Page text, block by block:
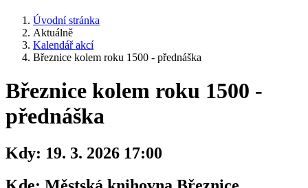
Úvodní stránka
Aktuálně
Kalendář akcí
Březnice kolem roku 1500 - přednáška
Březnice kolem roku 1500 -
přednáška
Kdy: 19. 3. 2026 17:00